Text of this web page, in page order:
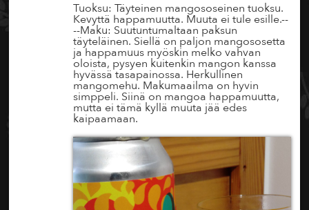
Tuoksu: Täyteinen mangososeinen tuoksu.
Kevyttä happamuutta. Muuta ei tule esille.--
--Maku: Suutuntumaltaan paksun
täyteläinen. Siellä on paljon mangososetta
ja happamuus myöskin melko vahvan
oloista, pysyen kuitenkin mangon kanssa
hyvässä tasapainossa. Herkullinen
mangomehu. Makumaailma on hyvin
simppeli. Siinä on mangoa happamuutta,
mutta ei tämä kyllä muuta jää edes
kaipaamaan.